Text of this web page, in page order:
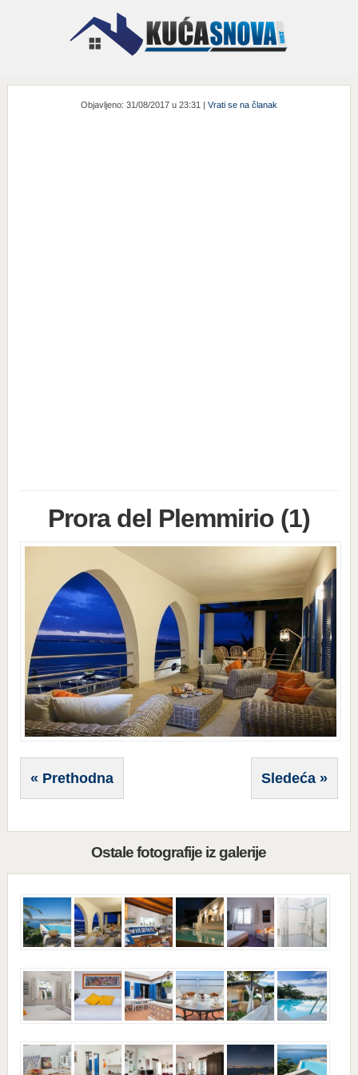
Objavljeno: 31/08/2017 u 23:31 | Vrati se na članak
Prora del Plemmirio (1)
« Prethodna Sledeća »
Ostale fotografije iz galerije